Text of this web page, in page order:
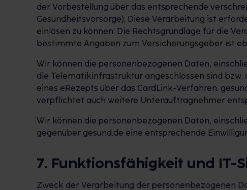
der Vorbestellung über das entsprechende
Gesundheitsvorsorge). Diese Verarbeitung ist
einlösen zu können. Die Rechtsgrundlage für die
bestimmte Angaben zum Versicherungsgeber ist
Wir können die personenbezogenen Daten,
die Telematikinfrastruktur angeschlossen sind
eines eRezepts über das CardLink-Verfahren.
verpflichtet auch weitere Unterauftragnehmer
Wir können die personenbezogenen Daten,
gegenüber gesund.de eine entsprechende
7. Funktionsfähigkeit und IT-
Zweck der Verarbeitung der personenbezogenen